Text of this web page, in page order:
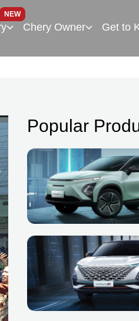
NEW
Chery Owner Get to
Popular